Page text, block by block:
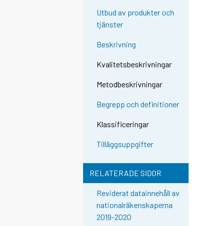
Utbud av produkter och
tjänster
Beskrivning
Kvalitetsbeskrivningar
Metodbeskrivningar
Begrepp och definitioner
Klassificeringar
Tilläggsuppgifter
RELATERADE SIDOR
Reviderat datainnehåll av
nationalräkenskaperna
2019-2020